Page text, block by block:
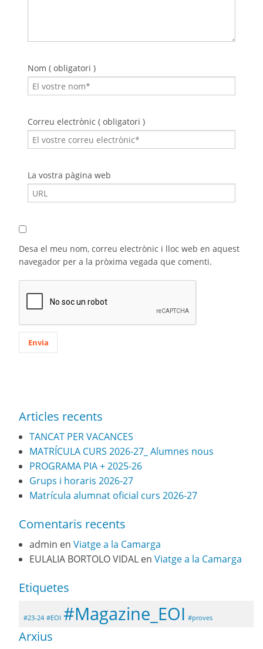
Nom ( obligatori )
Correu electrònic ( obligatori )
La vostra pàgina web
Desa el meu nom, correu electrònic i lloc web en aquest
navegador per a la pròxima vegada que comenti.
Articles recents
TANCAT PER VACANCES
MATRÍCULA CURS 2026-27_ Alumnes nous
PROGRAMA PIA + 2025-26
Grups i horaris 2026-27
Matrícula alumnat oficial curs 2026-27
Comentaris recents
admin en Viatge a la Camarga
EULALIA BORTOLO VIDAL en Viatge a la Camarga
Etiquetes
#23-24 #EOI #Magazine_EOI #proves
Arxius